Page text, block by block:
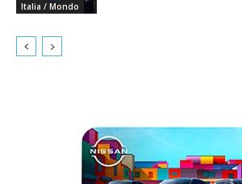
Italia / Mondo